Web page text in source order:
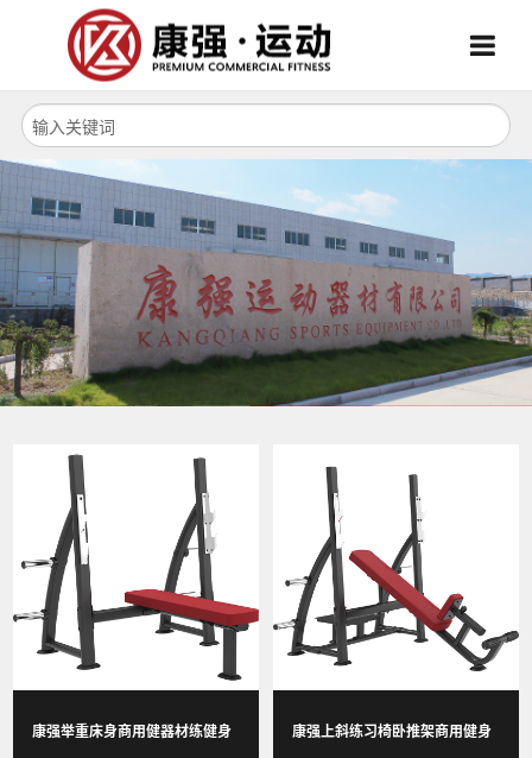
首页
关于我们
产品中心
视频
康强举重床身商用健器材练健身 康强上斜练习椅卧推架商用健身